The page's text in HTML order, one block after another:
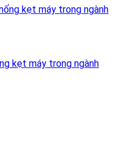
kẹt máy trong ngành